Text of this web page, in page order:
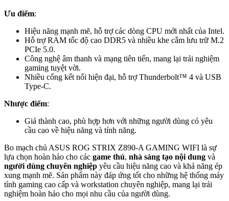
Ưu điểm:
Hiệu năng mạnh mẽ, hỗ trợ các dòng CPU mới nhất của Intel.
Hỗ trợ RAM tốc độ cao DDR5 và nhiều khe cắm lưu trữ M.2
PCIe 5.0.
Công nghệ âm thanh và mạng tiên tiến, mang lại trải nghiệm
gaming tuyệt vời.
Nhiều cổng kết nối hiện đại, hỗ trợ Thunderbolt™ 4 và USB
Type-C.
Nhược điểm:
Giá thành cao, phù hợp hơn với những người dùng có yêu
cầu cao về hiệu năng và tính năng.
Bo mạch chủ ASUS ROG STRIX Z890-A GAMING WIFI là sự
lựa chọn hoàn hảo cho các game thủ, nhà sáng tạo nội dung và
người dùng chuyên nghiệp yêu cầu hiệu năng cao và khả năng ép
xung mạnh mẽ. Sản phẩm này đáp ứng tốt cho những hệ thống máy
tính gaming cao cấp và workstation chuyên nghiệp, mang lại trải
nghiệm hoàn hảo cho mọi nhu cầu của người dùng.